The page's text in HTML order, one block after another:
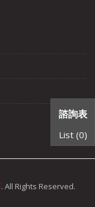
諮詢表
List (0)
. All Rights Reserved.